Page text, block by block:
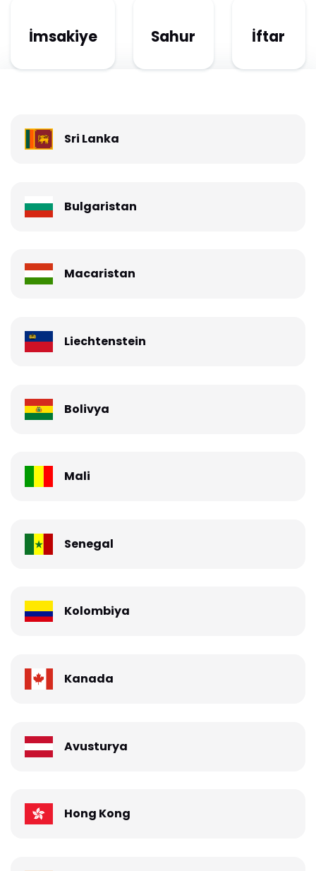
İmsakiye Sahur İftar
Sri Lanka
Bulgaristan
Macaristan
Liechtenstein
Bolivya
Mali
Senegal
Kolombiya
Kanada
Avusturya
Hong Kong